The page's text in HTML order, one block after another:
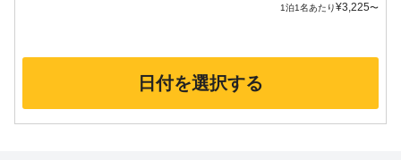
1泊1名あたり¥3,225〜
日付を選択する